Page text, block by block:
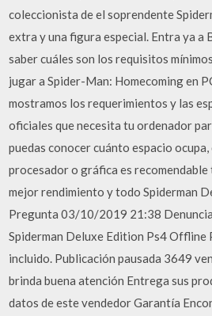
coleccionista de el soprendente
extra y una figura especial. Entra ya a
saber cuáles son los requisitos
jugar a Spider-Man: Homecoming en
mostramos los requerimientos y las
oficiales que necesita tu ordenador
puedas conocer cuánto espacio ocupa,
procesador o gráfica es
mejor rendimiento y todo Spiderman
Pregunta 03/10/2019 21:38
Spiderman Deluxe Edition Ps4 Offline
incluido. Publicación pausada 3649
brinda buena atención Entrega sus
datos de este vendedor Garantía